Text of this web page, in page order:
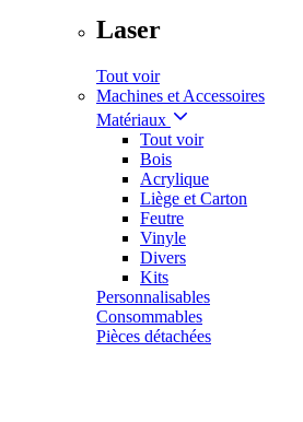
Laser
Tout voir
Machines et Accessoires
Matériaux
Tout voir
Bois
Acrylique
Liège et Carton
Feutre
Vinyle
Divers
Kits
Personnalisables
Consommables
Pièces détachées